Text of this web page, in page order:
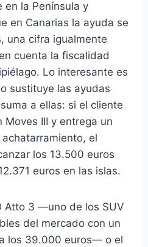
en la Península y
en Canarias la ayuda se
una cifra igualmente
cuenta la fiscalidad
Lo interesante es
sustituye las ayudas
a ellas: si el cliente
III y entrega un
el
los 13.500 euros
euros en las islas.
Atto 3 —uno de los SUV
del mercado con un
los 39.000 euros— o el